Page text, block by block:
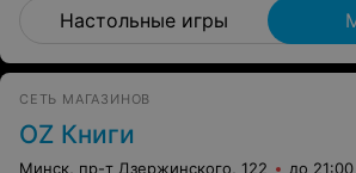
Настольные игры
СЕТЬ МАГАЗИНОВ
OZ Книги
Минск, пр-т Дзержинского, 122 до 21:00